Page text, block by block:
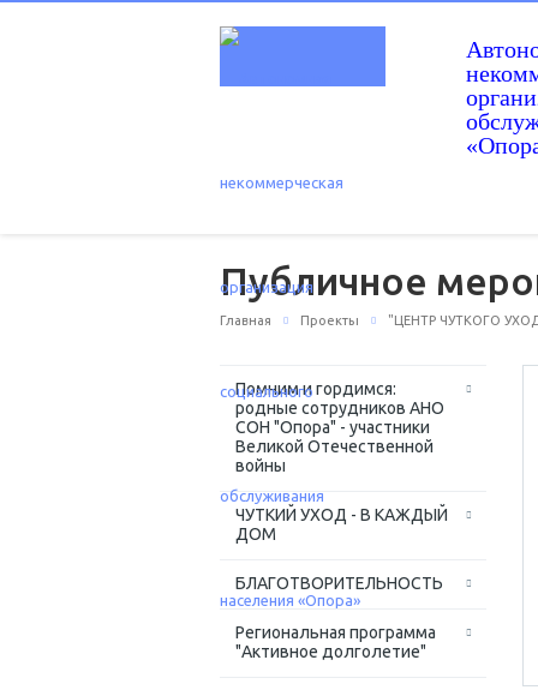
Публичное
Главная Проекты "ЦЕНТР ЧУТКОГО
Помним и гордимся:
родные сотрудников АНО
СОН "Опора" - участники
Великой Отечественной
войны
ЧУТКИЙ УХОД - В КАЖДЫЙ
ДОМ
БЛАГОТВОРИТЕЛЬНОСТЬ
Региональная программа
"Активное долголетие"